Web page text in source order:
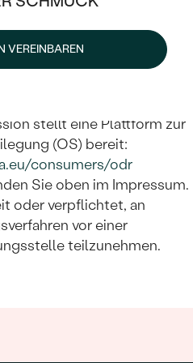
KINDES
VEREINBAREN
stellt eine Plattform zur
(OS) bereit:
consumers/odr
Sie oben im Impressum.
oder verpflichtet, an
vor einer
teilzunehmen.